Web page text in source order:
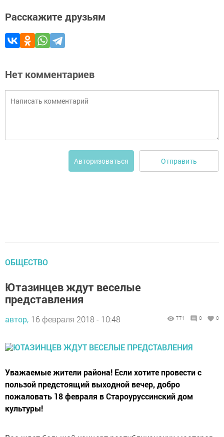
Расскажите друзьям
Нет комментариев
Авторизоваться Отправить
ОБЩЕСТВО
Ютазинцев ждут веселые
представления
автор, 16 февраля 2018 - 10:48 771 0 0
Уважаемые жители района! Если хотите провести с
пользой предстоящий выходной вечер, добро
пожаловать 18 февраля в Староуруссинский дом
культуры!